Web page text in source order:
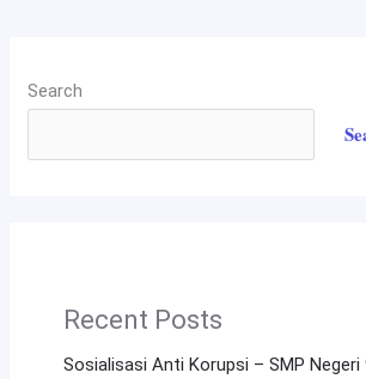
Search
Recent Posts
Sosialisasi Anti Korupsi – SMP